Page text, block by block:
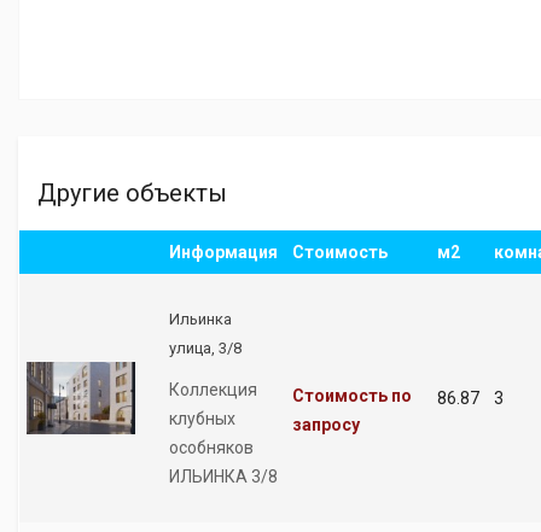
Другие объекты
Информация Стоимость м2
Ильинка
улица, 3/8
Коллекция
клубных
особняков
ИЛЬИНКА 3/8
Стоимость по
запросу
86.87 3